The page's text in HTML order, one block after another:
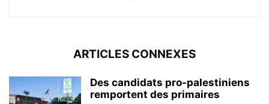
ARTICLES CONNEXES
Des candidats pro-palestiniens
remportent des primaires